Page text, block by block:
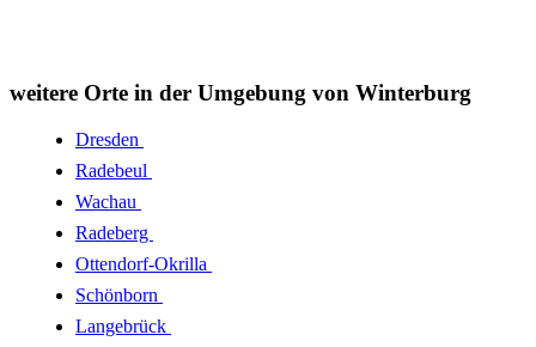
weitere Orte in der Umgebung von Winterburg
Dresden
Radebeul
Wachau
Radeberg
Ottendorf-Okrilla
Schönborn
Langebrück